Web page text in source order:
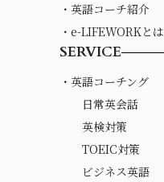
・英語コーチ紹介
・e-LIFEWORKとは
SERVICE
・英語コーチング
日常英会話
英検対策
TOEIC対策
ビジネス英語